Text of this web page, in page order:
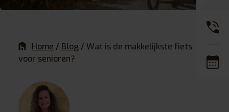
Home / Blog / Wat is de makkelijkste fiets
voor senioren?